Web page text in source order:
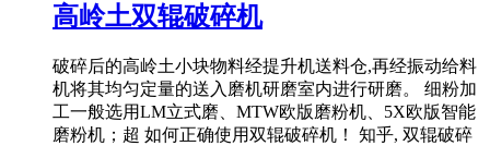
高岭土双辊破碎机
破碎后的高岭土小块物料经提升机送料仓,再经振动给料
机将其均匀定量的送入磨机研磨室内进行研磨。 细粉加
工一般选用LM立式磨、MTW欧版磨粉机、5X欧版智能
磨粉机；超 如何正确使用双辊破碎机！ 知乎, 双辊破碎